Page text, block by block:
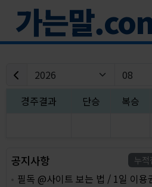
가는말
경주결과 단승 복승
공지사항 누
필독 @사이트 보는 법 / 1일 이용